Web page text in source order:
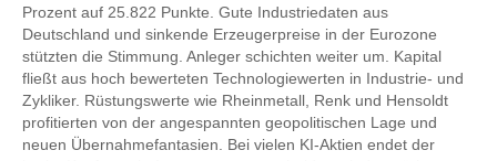
Prozent auf 25.822 Punkte. Gute Industriedaten aus
Deutschland und sinkende Erzeugerpreise in der Eurozone
stützten die Stimmung. Anleger schichten weiter um. Kapital
fließt aus hoch bewerteten Technologiewerten in Industrie- und
Zykliker. Rüstungswerte wie Rheinmetall, Renk und Hensoldt
profitierten von der angespannten geopolitischen Lage und
neuen Übernahmefantasien. Bei vielen KI-Aktien endet der